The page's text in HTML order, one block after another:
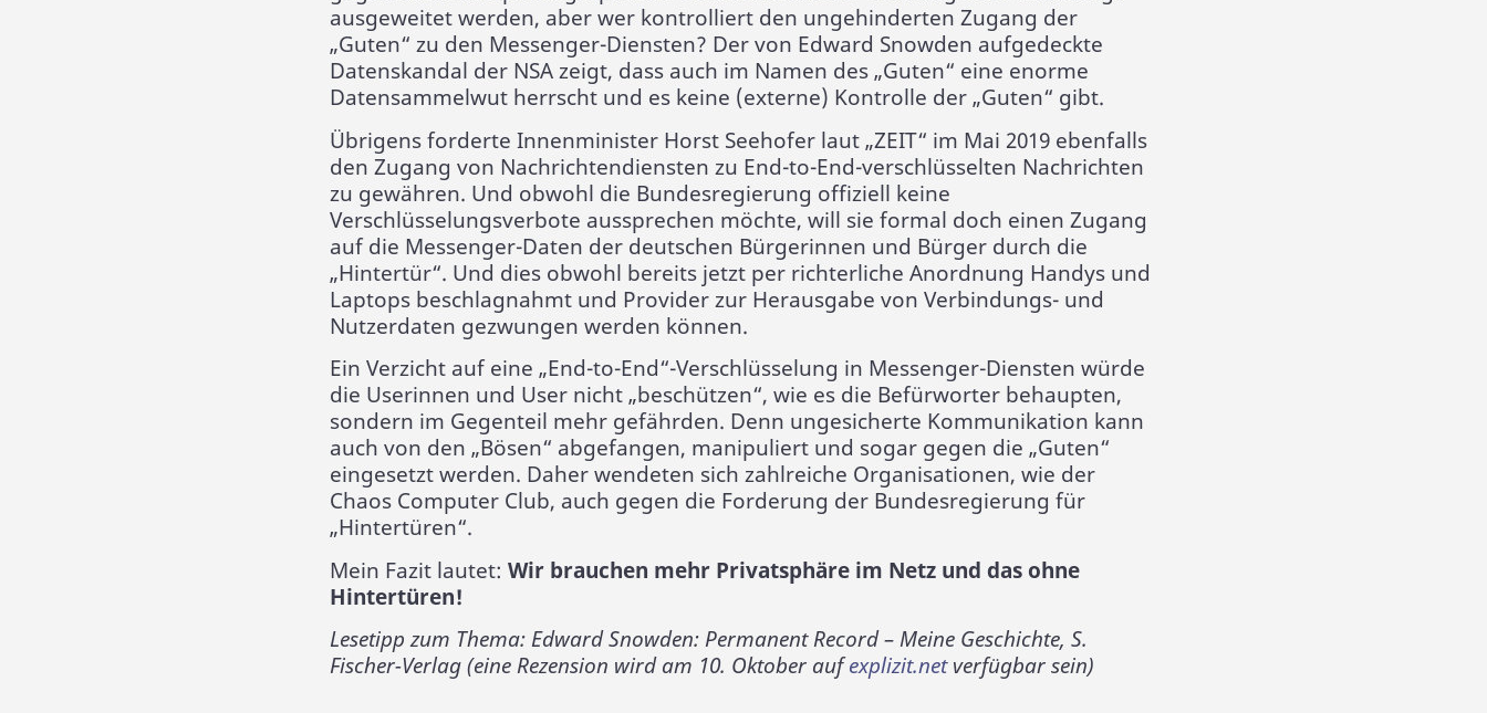
ausgeweitet werden, aber wer kontrolliert den ungehinderten Zugang der
„Guten“ zu den Messenger-Diensten? Der von Edward Snowden aufgedeckte
Datenskandal der NSA zeigt, dass auch im Namen des „Guten“ eine enorme
Datensammelwut herrscht und es keine (externe) Kontrolle der „Guten“ gibt.
Übrigens forderte Innenminister Horst Seehofer laut „ZEIT“ im Mai 2019 ebenfalls
den Zugang von Nachrichtendiensten zu End-to-End-verschlüsselten Nachrichten
zu gewähren. Und obwohl die Bundesregierung offiziell keine
Verschlüsselungsverbote aussprechen möchte, will sie formal doch einen Zugang
auf die Messenger-Daten der deutschen Bürgerinnen und Bürger durch die
„Hintertür“. Und dies obwohl bereits jetzt per richterliche Anordnung Handys und
Laptops beschlagnahmt und Provider zur Herausgabe von Verbindungs- und
Nutzerdaten gezwungen werden können.
Ein Verzicht auf eine „End-to-End“-Verschlüsselung in Messenger-Diensten würde
die Userinnen und User nicht „beschützen“, wie es die Befürworter behaupten,
sondern im Gegenteil mehr gefährden. Denn ungesicherte Kommunikation kann
auch von den „Bösen“ abgefangen, manipuliert und sogar gegen die „Guten“
eingesetzt werden. Daher wendeten sich zahlreiche Organisationen, wie der
Chaos Computer Club, auch gegen die Forderung der Bundesregierung für
„Hintertüren“.
Mein Fazit lautet: Wir brauchen mehr Privatsphäre im Netz und das ohne
Hintertüren!
Lesetipp zum Thema: Edward Snowden: Permanent Record – Meine Geschichte, S.
Fischer-Verlag (eine Rezension wird am 10. Oktober aufexplizit.netverfügbar sein)